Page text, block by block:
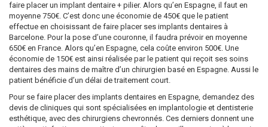
faire placer un implant dentaire + pilier. Alors qu’en Espagne, il faut en
moyenne 750€. C’est donc une économie de 450€ que le patient
effectue en choisissant de faire placer ses implants dentaires à
Barcelone. Pour la pose d’une couronne, il faudra prévoir en moyenne
650€ en France. Alors qu’en Espagne, cela coûte environ 500€. Une
économie de 150€ est ainsi réalisée par le patient qui reçoit ses soins
dentaires des mains de maître d’un chirurgien basé en Espagne. Aussi le
patient bénéficie d’un délai de traitement court.
Pour se faire placer des implants dentaires en Espagne, demandez des
devis de cliniques qui sont spécialisées en implantologie et dentisterie
esthétique, avec des chirurgiens chevronnés. Ces derniers donnent une